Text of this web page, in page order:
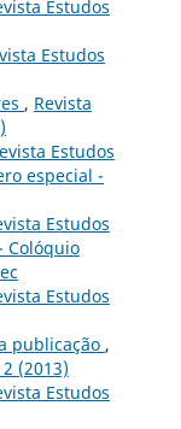
Estudos
Estudos
, Revista
Estudos
especial -
Estudos
Colóquio
Estudos
publicação ,
(2013)
Estudos